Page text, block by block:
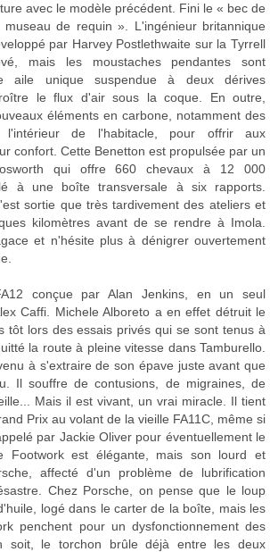
avec le modèle précédent. Fini le « bec de
de requin ». L'ingénieur britannique
par Harvey Postlethwaite sur la Tyrrell
mais les moustaches pendantes sont
aile unique suspendue à deux dérives
le flux d'air sous la coque. En outre,
éléments en carbone, notamment des
de l'habitacle, pour offrir aux
confort. Cette Benetton est propulsée par un
qui offre 660 chevaux à 12 000
à une boîte transversale à six rapports.
sortie que très tardivement des ateliers et
kilomètres avant de se rendre à Imola.
et n'hésite plus à dénigrer ouvertement
conçue par Alan Jenkins, en un seul
Caffi. Michele Alboreto a en effet détruit le
tôt lors des essais privés qui se sont tenus à
la route à pleine vitesse dans Tamburello.
à s'extraire de son épave juste avant que
Il souffre de contusions, de migraines, de
Mais il est vivant, un vrai miracle. Il tient
Prix au volant de la vieille FA11C, même si
par Jackie Oliver pour éventuellement le
Footwork est élégante, mais son lourd et
affecté d'un problème de lubrification
Chez Porsche, on pense que le loup
logé dans le carter de la boîte, mais les
penchent pour un dysfonctionnement des
soit, le torchon brûle déjà entre les deux